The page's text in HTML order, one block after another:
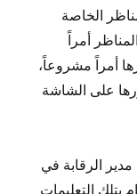
الخاصة
أمراً
أمراً مشروعاً،
على الشاشة
الرقابة في
بتلك التعليمات